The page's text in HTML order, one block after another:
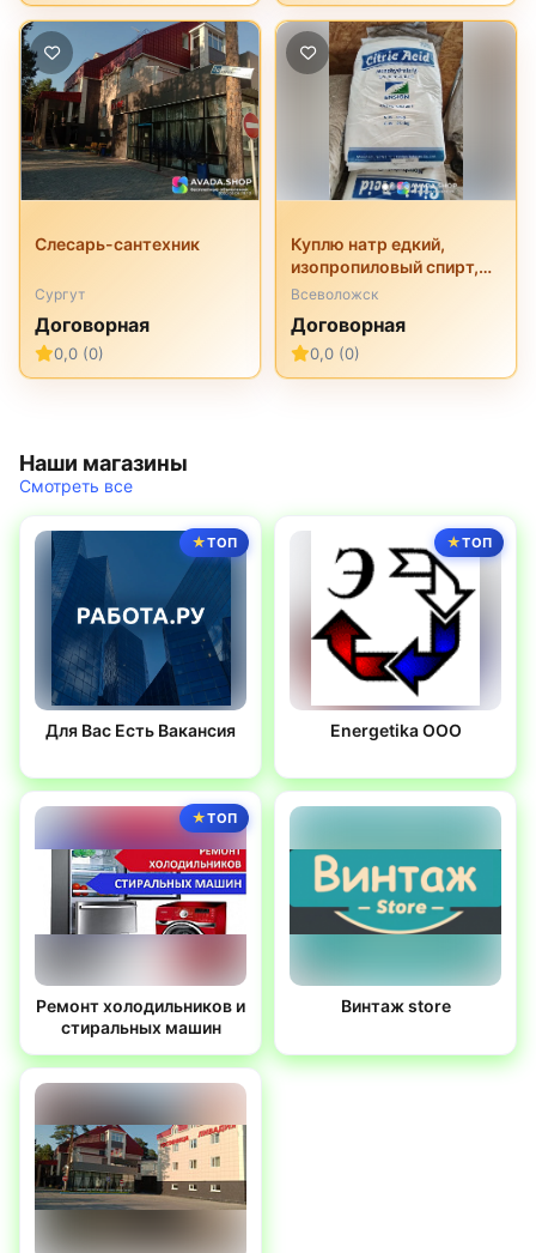
Слесарь-сантехник
Сургут
Договорная
0,0 (0)
Куплю натр едкий,
изопропиловый спирт,
перкарбонат натрия,
другую химию
неликвиды
Всеволожск
Договорная
0,0 (0)
Наши магазины
Смотреть все
ТОП
Для Вас Есть Вакансия
ТОП
Energetika OOO
ТОП
Ремонт холодильников и
стиральных машин
Винтаж store